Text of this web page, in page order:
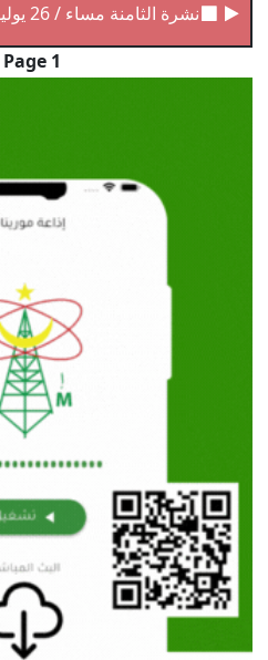
نشرة الثامنة مساء / 26 يوليو 2026
Page 1